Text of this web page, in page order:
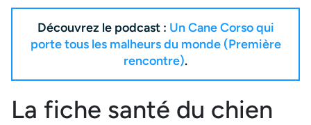
Découvrez le podcast : Un Cane Corso qui
porte tous les malheurs du monde (Première
rencontre).
La fiche santé du chien